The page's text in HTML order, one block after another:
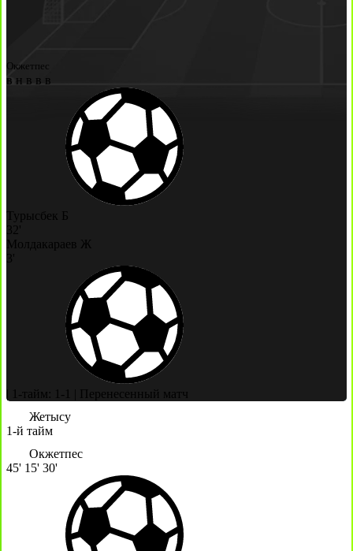
Окжетпес
в н в в в
Турысбек Б
32'
Молдакараев Ж
3'
1-тайм: 1-1
Перенесенный матч
Жетысу
1-й тайм
Окжетпес
45' 15' 30'